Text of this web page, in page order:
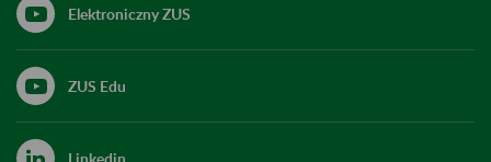
Elektroniczny ZUS
ZUS Edu
Linkedin